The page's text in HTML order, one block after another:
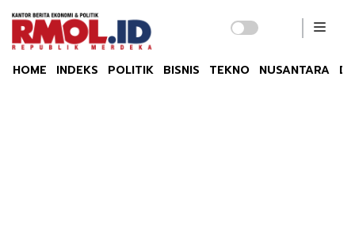
HOME INDEKS POLITIK BISNIS TEKNO NUSANTARA